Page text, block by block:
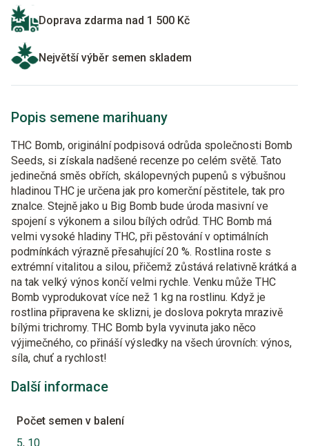
Doprava zdarma nad 1 500 Kč
Největší výběr semen skladem
Popis semene marihuany
THC Bomb, originální podpisová odrůda společnosti Bomb
Seeds, si získala nadšené recenze po celém světě. Tato
jedinečná směs obřích, skálopevných pupenů s výbušnou
hladinou THC je určena jak pro komerční pěstitele, tak pro
znalce. Stejně jako u Big Bomb bude úroda masivní ve
spojení s výkonem a silou bílých odrůd. THC Bomb má
velmi vysoké hladiny THC, při pěstování v optimálních
podmínkách výrazně přesahující 20 %. Rostlina roste s
extrémní vitalitou a silou, přičemž zůstává relativně krátká a
na tak velký výnos končí velmi rychle. Venku může THC
Bomb vyprodukovat více než 1 kg na rostlinu. Když je
rostlina připravena ke sklizni, je doslova pokryta mrazivě
bílými trichromy. THC Bomb byla vyvinuta jako něco
výjimečného, co přináší výsledky na všech úrovních: výnos,
síla, chuť a rychlost!
Další informace
Počet semen v balení
5, 10